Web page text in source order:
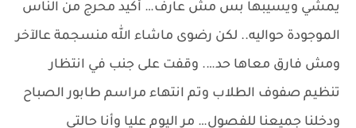
يمشي ويسيبها بس مش عارف… أكيد محرج من الناس
الموجودة حواليه.. لكن رضوى ماشاء الله منسجمة عالآخر
ومش فارق معاها حد…. وقفت على جنب في انتظار
تنظيم صفوف الطلاب وتم انتهاء مراسم طابور الصباح
ودخلنا جميعنا للفصول… مر اليوم عليا وأنا حالتي